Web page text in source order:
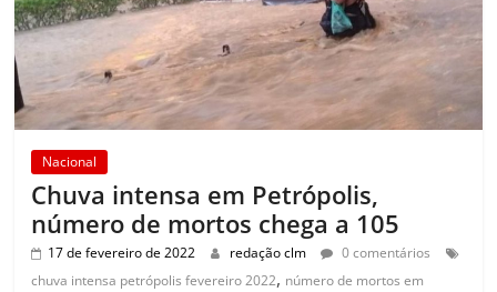
Nacional
Chuva intensa em Petrópolis,
número de mortos chega a 105
17 de fevereiro de 2022 redação clm
0 comentários
chuva intensa petrópolis fevereiro 2022, número de mortos em